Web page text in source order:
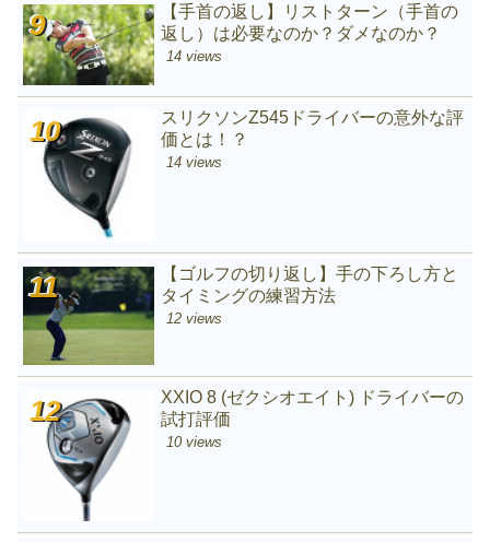
【手首の返し】リストターン（手首の
返し）は必要なのか？ダメなのか？
14 views
スリクソンZ545ドライバーの意外な評
価とは！？
14 views
【ゴルフの切り返し】手の下ろし方と
タイミングの練習方法
12 views
XXIO 8 (ゼクシオエイト) ドライバーの
試打評価
10 views